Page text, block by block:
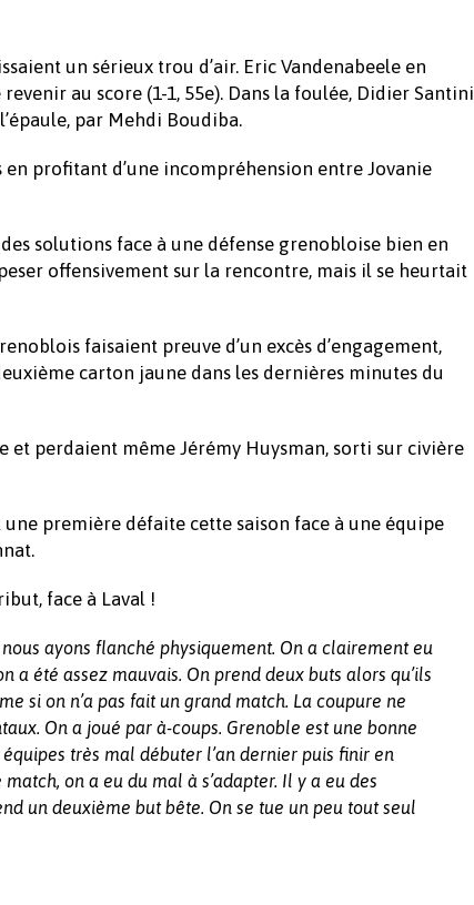
un sérieux trou d’air. Eric Vandenabeele en
au score (1-1, 55e). Dans la foulée, Didier Santini
par Mehdi Boudiba.
profitant d’une incompréhension entre Jovanie
solutions face à une défense grenobloise bien en
offensivement sur la rencontre, mais il se heurtait
faisaient preuve d’un excès d’engagement,
carton jaune dans les dernières minutes du
perdaient même Jérémy Huysman, sorti sur civière
première défaite cette saison face à une équipe
face à Laval !
nous ayons flanché physiquement. On a clairement eu
été assez mauvais. On prend deux buts alors qu’ils
si on n’a pas fait un grand match. La coupure ne
On a joué par à-coups. Grenoble est une bonne
très mal débuter l’an dernier puis finir en
on a eu du mal à s’adapter. Il y a eu des
un deuxième but bête. On se tue un peu tout seul